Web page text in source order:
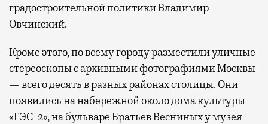
градостроительной политики Владимир
Овчинский.
Кроме этого, по всему городу разместили уличные
стереоскопы с архивными фотографиями Москвы
— всего десять в разных районах столицы. Они
появились на набережной около дома культуры
«ГЭС-2», на бульваре Братьев Весниных у музея